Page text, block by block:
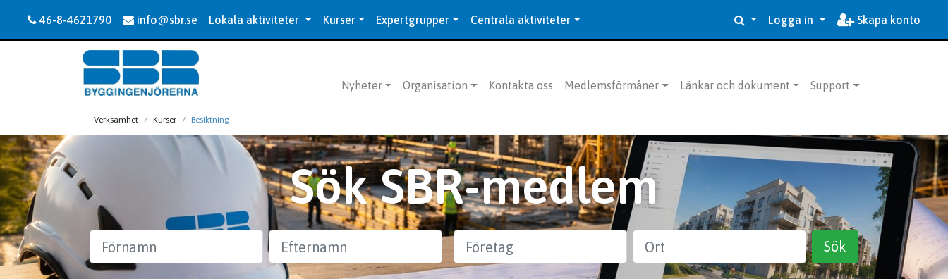
46-8-4621790 info@sbr.se Lokala aktiviteter Kurser Expertgrupper Centrala aktiviteter Logga in Skapa konto
Nyheter Organisation Kontakta oss Medlemsförmåner Länkar och dokument Support
Verksamhet Kurser Besiktning
Sök SBR-medlem
Efternamn Företag
Sök